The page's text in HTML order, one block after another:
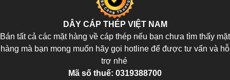
DÂY CÁP THÉP VIỆT NAM
Bán tất cả các mặt hàng về cáp thép nếu bạn chưa tìm thấy mặt
hàng mà bạn mong muốn hãy gọi hotline để được tư vấn và hỗ
trợ nhé
Mã số thuế: 0319388700